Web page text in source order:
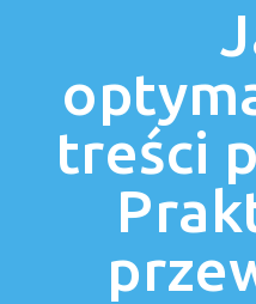
treści